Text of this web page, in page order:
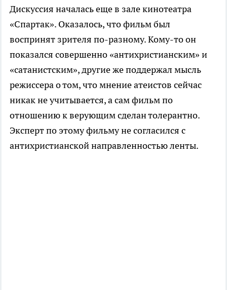
Дискуссия началась еще в зале кинотеатра
«Спартак». Оказалось, что фильм был
воспринят зрителя по-разному. Кому-то он
показался совершенно «антихристианским» и
«сатанистским», другие же поддержал мысль
режиссера о том, что мнение атеистов сейчас
никак не учитывается, а сам фильм по
отношению к верующим сделан толерантно.
Эксперт по этому фильму не согласился с
антихристианской направленностью ленты.